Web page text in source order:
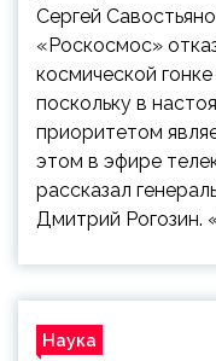
Сергей
«Роскосмос»
космической
поскольку в
приоритетом
этом в эфире
рассказал
Дмитрий Рогозин.
Наука